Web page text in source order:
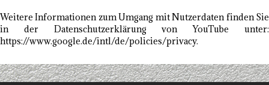
Weitere Informationen zum Umgang mit Nutzerdaten finden Sie
in der Datenschutzerklärung von YouTube unter:
https://www.google.de/intl/de/policies/privacy.